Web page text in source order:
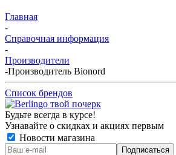
Главная
-
Справочная информация
-
Производители
-Производитель Bionord
Список брендов
Будьте всегда в курсе!
Узнавайте о скидках и акциях первым
Новости магазина